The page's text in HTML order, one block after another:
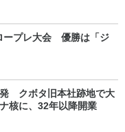
ープレ大会 優勝は「ジ
クボタ旧本社跡地で大
核に、32年以降開業